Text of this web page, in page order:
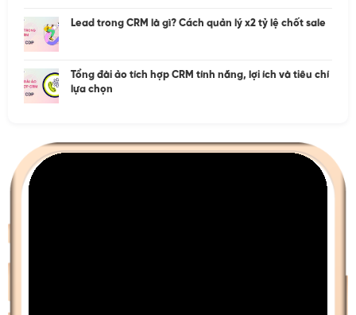
Lead trong CRM là gì? Cách quản lý x2 tỷ lệ chốt sale
Tổng đài ảo tích hợp CRM tính năng, lợi ích và tiêu chí
lựa chọn